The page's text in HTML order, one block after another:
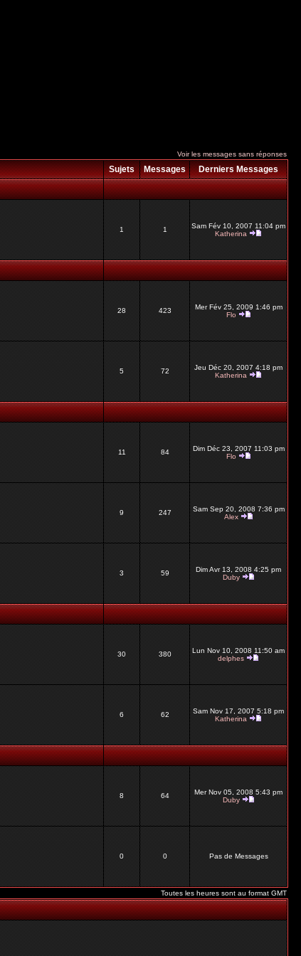
Voir les messages sans réponses
Sujets Messages
Derniers Messages
1 1
Sam Fév 10, 2007 11:04 pm
Katherina
28 423
Mer Fév 25, 2009 1:46 pm
Flo
5 72
Jeu Déc 20, 2007 4:18 pm
Katherina
11 84
Dim Déc 23, 2007 11:03 pm
Flo
9 247
Sam Sep 20, 2008 7:36 pm
Alex
3 59
Dim Avr 13, 2008 4:25 pm
Duby
30 380
Lun Nov 10, 2008 11:50 am
delphes
6 62
Sam Nov 17, 2007 5:18 pm
Katherina
8 64
Mer Nov 05, 2008 5:43 pm
Duby
0 0 Pas de Messages
Toutes les heures sont au format GMT